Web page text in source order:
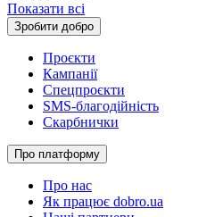
Показати всі
Зробити добро
Проєкти
Кампанії
Спецпроєкти
SMS-благодійність
Скарбнички
Про платформу
Про нас
Як працює dobro.ua